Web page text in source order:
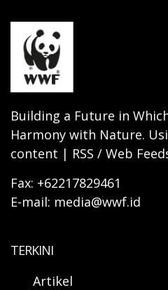
Building a Future in
Harmony with Nature.
content | RSS / Web
Fax: +62217829461
E-mail: media@wwf.id
TERKINI
Artikel